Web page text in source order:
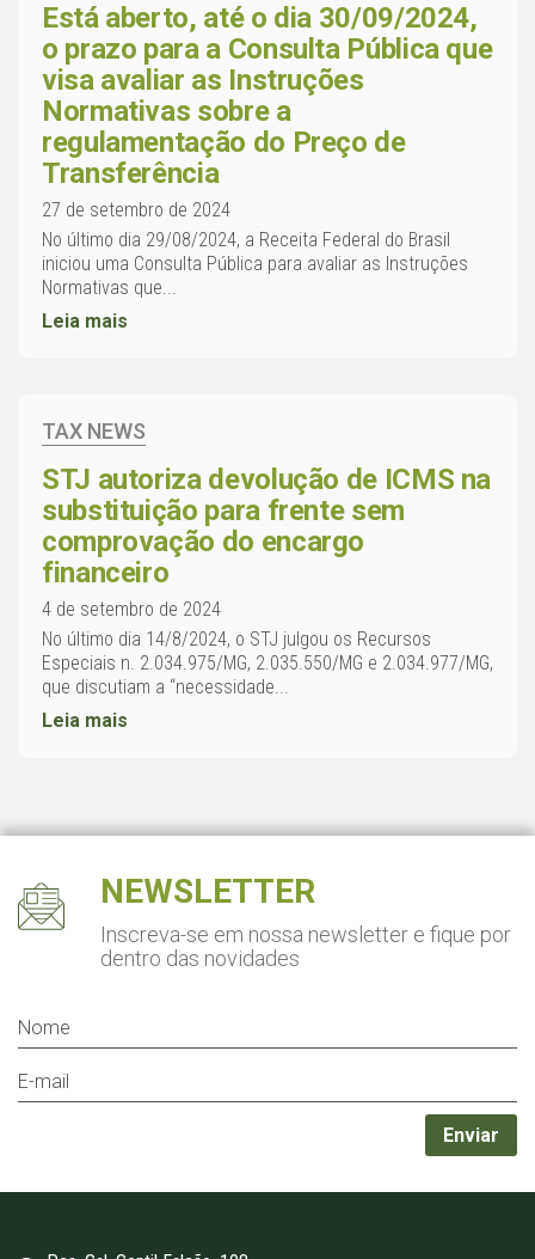
Está aberto, até o dia 30/09/2024,
o prazo para a Consulta Pública que
visa avaliar as Instruções
Normativas sobre a
regulamentação do Preço de
Transferência
27 de setembro de 2024
No último dia 29/08/2024, a Receita Federal do Brasil
iniciou uma Consulta Pública para avaliar as Instruções
Normativas que...
Leia mais
TAX NEWS
STJ autoriza devolução de ICMS na
substituição para frente sem
comprovação do encargo
financeiro
4 de setembro de 2024
No último dia 14/8/2024, o STJ julgou os Recursos
Especiais n. 2.034.975/MG, 2.035.550/MG e 2.034.977/MG,
que discutiam a “necessidade...
Leia mais
NEWSLETTER
Inscreva-se em nossa newsletter e fique por
dentro das novidades